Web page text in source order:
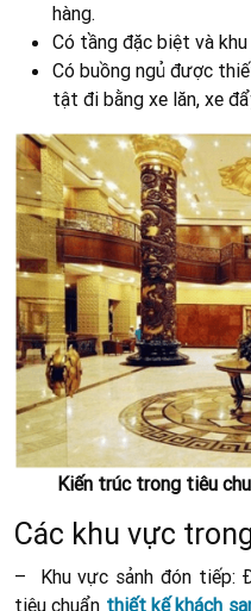
hàng.
Có tầng đặc biệt và
Có buồng ngủ được
tật đi bằng xe lăn, xe
Kiến trúc trong tiêu
Các khu vực
– Khu vực sảnh đón tiếp:
tiêu chuẩn thiết kế khách